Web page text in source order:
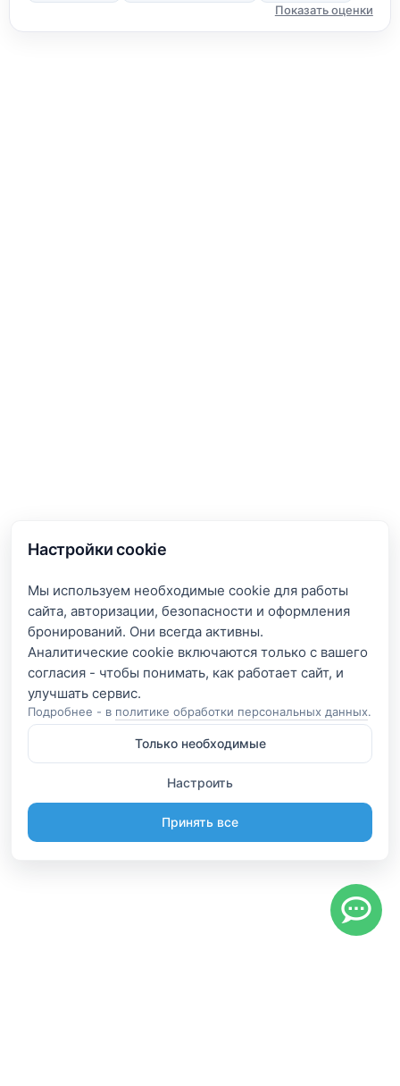
Настройки cookie
Мы используем необходимые cookie для работы
сайта, авторизации, безопасности и оформления
бронирований. Они всегда активны.
Аналитические cookie включаются только с вашего
согласия - чтобы понимать, как работает сайт, и
Подробнее - в политике обработки персональных данных.
Только необходимые
Настроить
Принять все
Показать оценки